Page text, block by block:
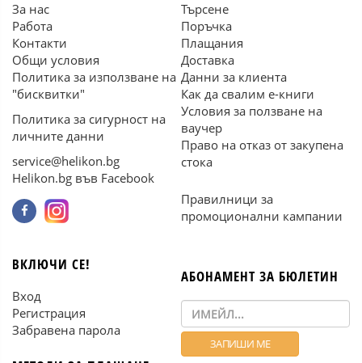
За нас
Работа
Контакти
Общи условия
Политика за използване на
"бисквитки"
Политика за сигурност на
личните данни
service@helikon.bg
Helikon.bg във Facebook
Търсене
Поръчка
Плащания
Доставка
Данни за клиента
Как да свалим е-книги
Условия за ползване на
ваучер
Право на отказ от закупена
стока
Правилници за
промоционални кампании
ВКЛЮЧИ СЕ!
Вход
Регистрация
Забравена парола
АБОНАМЕНТ ЗА БЮЛЕТИН